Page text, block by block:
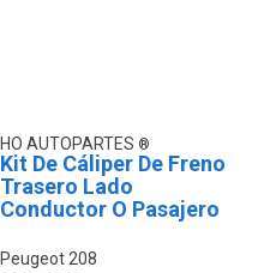
HO AUTOPARTES
Kit De Cáliper De Freno
Trasero Lado
Conductor O Pasajero
Peugeot 208